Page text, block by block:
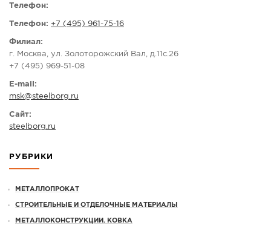
Телефон:
Телефон: +7 (495) 961-75-16
Филиал:
г. Москва, ул. Золоторожский Вал, д.11с.26
+7 (495) 969-51-08
E-mail:
msk@steelborg.ru
Сайт:
steelborg.ru
РУБРИКИ
МЕТАЛЛОПРОКАТ
СТРОИТЕЛЬНЫЕ И ОТДЕЛОЧНЫЕ МАТЕРИАЛЫ
МЕТАЛЛОКОНСТРУКЦИИ. КОВКА